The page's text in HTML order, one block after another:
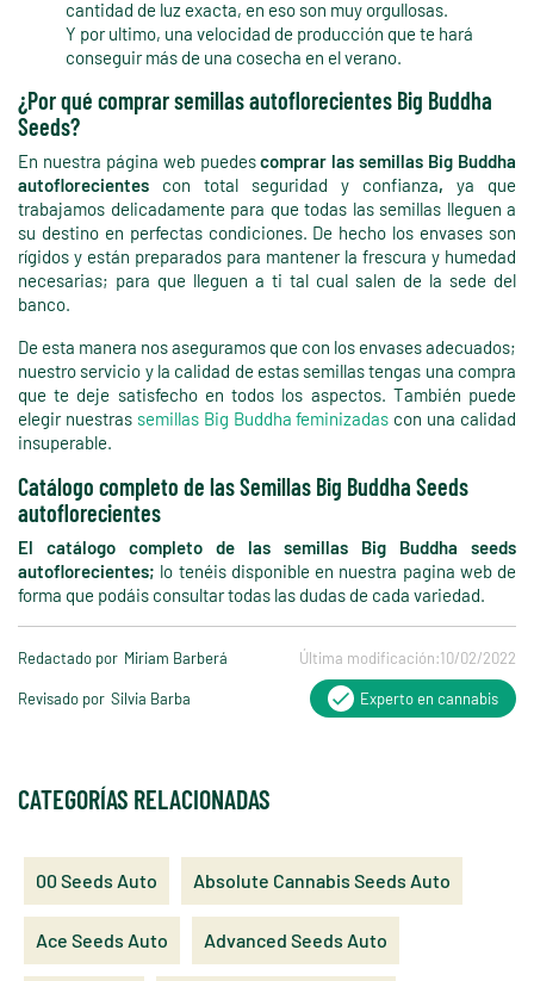
cantidad de luz exacta, en eso son muy orgullosas.
Y por ultimo, una velocidad de producción que te hará
conseguir más de una cosecha en el verano.
¿Por qué comprar semillas autoflorecientes Big Buddha
Seeds?
En nuestra página web puedescomprar las semillas Big Buddha
autoflorecientes con total seguridad y confianza, ya que
trabajamos delicadamente para que todas las semillas lleguen a
su destino en perfectas condiciones. De hecho los envases son
rígidos y están preparados para mantener la frescura y humedad
necesarias; para que lleguen a ti tal cual salen de la sede del
banco.
De esta manera nos aseguramos que con los envases adecuados;
nuestro servicio y la calidad de estas semillas tengas una compra
que te deje satisfecho en todos los aspectos. También puede
elegir nuestras semillas Big Buddha feminizadas con una calidad
insuperable.
Catálogo completo de las Semillas Big Buddha Seeds
autoflorecientes
El catálogo completo de las semillas Big Buddha seeds
autoflorecientes; lo tenéis disponible en nuestra pagina web de
forma que podáis consultar todas las dudas de cada variedad.
Redactado por Miriam Barberá Última modificación:10/02/2022
Revisado por Silvia Barba Experto en cannabis
CATEGORÍAS RELACIONADAS
00 Seeds Auto Absolute Cannabis Seeds Auto
Ace Seeds Auto Advanced Seeds Auto